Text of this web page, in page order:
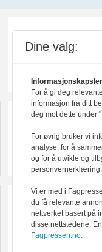
Dine valg:
For å gi deg
informasjon fra ditt
deg mot dette under
For øvrig bruker vi
analyse, for å
og for å utvikle og
personvernerklæring.
Vi er med i
du få relevante
nettverket basert på
disse nettstedene.
Fagpressen.no.